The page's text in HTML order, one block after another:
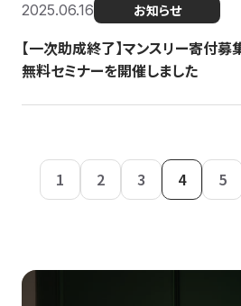
2025.06.16 お知らせ
【一次助成終了】マンスリー寄付
無料セミナーを開催しました
1 2 3 4 5